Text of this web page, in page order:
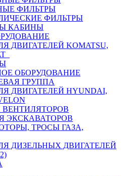
ФИЛЬТРЫ
ФИЛЬТРЫ
КАБИНЫ
ДВИГАТЕЛЕЙ KOMATSU,
ОБОРУДОВАНИЕ
ГРУППА
ДВИГАТЕЛЕЙ HYUNDAI,
ВЕНТИЛЯТОРОВ
ЭКСКАВАТОРОВ
ТРОСЫ ГАЗА,
ДИЗЕЛЬНЫХ ДВИГАТЕЛЕЙ